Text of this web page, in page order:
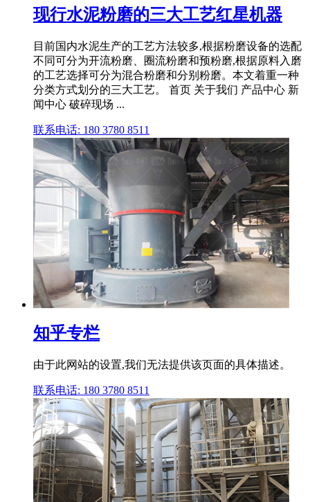
现行水泥粉磨的三大工艺红星机器
目前国内水泥生产的工艺方法较多,根据粉磨设备的选配
不同可分为开流粉磨、圈流粉磨和预粉磨,根据原料入磨
的工艺选择可分为混合粉磨和分别粉磨。本文着重一种
分类方式划分的三大工艺。 首页 关于我们 产品中心 新
闻中心 破碎现场 ...
联系电话: 180 3780 8511
知乎专栏
由于此网站的设置,我们无法提供该页面的具体描述。
联系电话: 180 3780 8511